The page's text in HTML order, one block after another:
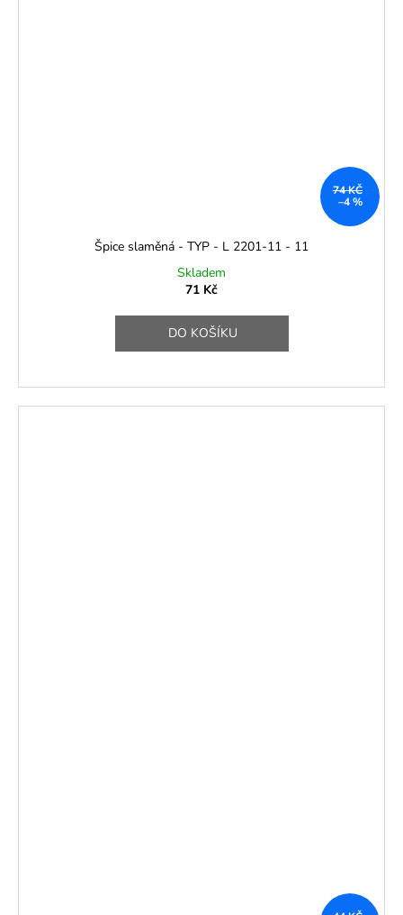
74 KČ
–4 %
Špice slaměná - TYP - L 2201-11 - 11
Skladem
71 Kč
DO KOŠÍKU